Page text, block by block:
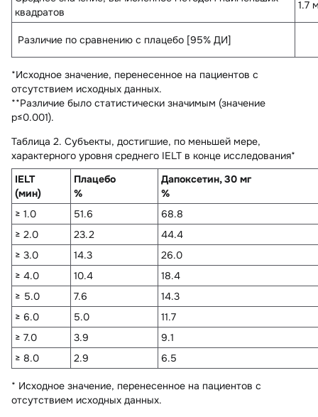
квадратов
1.7
Различие по сравнению с плацебо [95% ДИ]
*Исходное значение, перенесенное на пациентов с
отсутствием исходных данных.
**Различие было статистически значимым (значение
р≤0.001).
Таблица 2. Субъекты, достигшие, по меньшей мере,
характерного уровня среднего IELT в конце исследования*
IELT
(мин)
Плацебо
%
Дапоксетин, 30 мг
%
≥ 1.0
51.6
68.8
≥ 2.0
23.2
44.4
≥ 3.0
14.3
26.0
≥ 4.0
10.4
18.4
≥ 5.0
7.6
14.3
≥ 6.0
5.0
11.7
≥ 7.0
3.9
9.1
≥ 8.0
2.9 6.5
* Исходное значение, перенесенное на пациентов с
отсутствием исходных данных.